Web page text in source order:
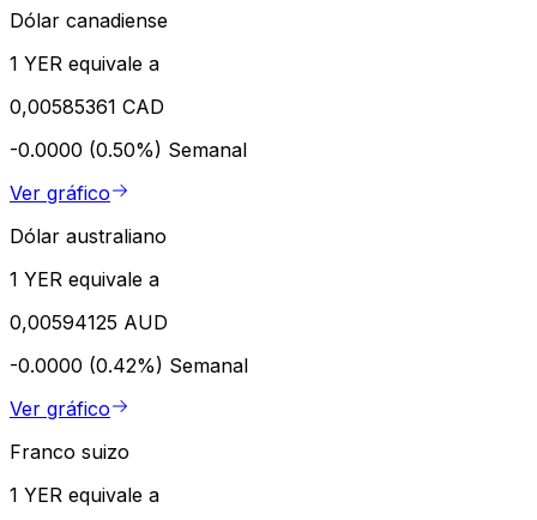
Dólar canadiense
1 YER equivale a
0,00585361 CAD
-0.0000 (0.50%) Semanal
Ver gráfico
Dólar australiano
1 YER equivale a
0,00594125 AUD
-0.0000 (0.42%) Semanal
Ver gráfico
Franco suizo
1 YER equivale a